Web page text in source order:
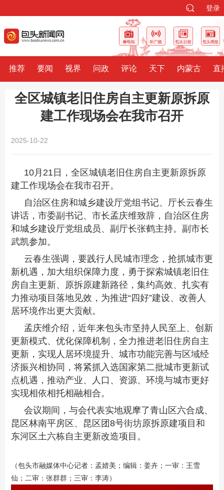
登录
推荐 要闻 视界 问政 评论 天下 内蒙古 直
全区城镇老旧住房自主更新原拆原
建工作现场会在我市召开
2025-10-22
10月21日，全区城镇老旧住房自主更新原拆原
建工作现场会在我市召开。
自治区住房和城乡建设厅党组书记、厅长云春生
讲话，市委副书记、市长孟庆维致辞，自治区住房
和城乡建设厅党组成员、副厅长张鹤主持。副市长
武凯参加。
云春生强调，要践行人民城市理念，抢抓城市更
新机遇，加大组织保障力度，勇于探索城镇老旧住
房自主更新、原拆原建新路径，集约高效、扎实有
力推动项目落地见效，为推进“四好”建设、改善人
居环境作出更大贡献。
孟庆维介绍，近年来包头市坚持人民至上、创新
更新模式、优化保障机制，全力推进老旧住房自主
更新，实现人居环境提升、城市功能完善与区域经
济振兴相协同，将紧抓入选国家第二批城市更新试
点机遇，推动产业、人口、资源、环境与城市更好
实现相依相托相融相合。
会议期间，与会代表实地观摩了青山区六合成、
昆区林南平房区、昆区团8号街坊原拆原建项目和
东河区土六栋自主更新改造项目。
（包头市融媒体中心记者：孟婧美；编辑：姜卉；一审：王雪
仙；二审：张群群；三审：李涛）